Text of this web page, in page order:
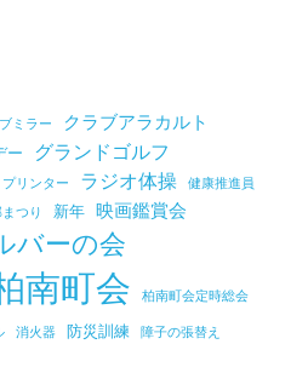
ミラー クラブアラカルト
ー グランドゴルフ
プリンター ラジオ体操 健康推進員
つり 新年 映画鑑賞会
バーの会
南町会
柏南町会定時総会
消火器 防災訓練 障子の張替え